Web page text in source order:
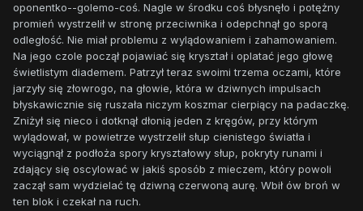
oponentko--golemo-coś. Nagle w środku coś błysnęło i potężny
promień wystrzelił w stronę przeciwnika i odepchnął go sporą
odległość. Nie miał problemu z wylądowaniem i zahamowaniem.
Na jego czole począł pojawiać się kryształ i oplatać jego głowę
świetlistym diademem. Patrzył teraz swoimi trzema oczami, które
jarzyły się złowrogo, na głowie, która w dziwnych impulsach
błyskawicznie się ruszała niczym koszmar cierpiący na padaczkę.
Zniżył się nieco i dotknął dłonią jeden z kręgów, przy którym
wylądował, w powietrze wystrzelił słup cienistego światła i
wyciągnął z podłoża spory kryształowy słup, pokryty runami i
zdający się oscylować w jakiś sposób z mieczem, który powoli
zaczął sam wydzielać tę dziwną czerwoną aurę. Wbił ów broń w
ten blok i czekał na ruch.